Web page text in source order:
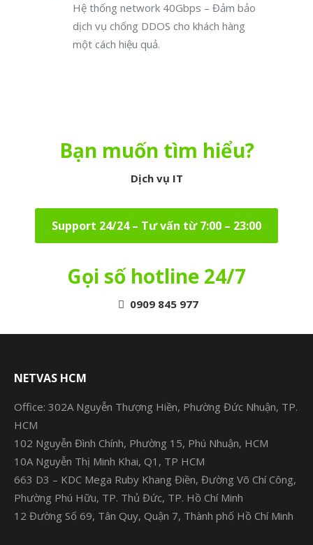
Hệ thống network 40Gbps – Đảm bảo
dịch vụ chống DDOS cho khách hàng
một cách hiệu quả.
Bạn muốn tìm hiểu?
Dịch vụ IT
Support 24/24 – Tư vấn từ 7:00 – 23:00
Gọi số hotline 24/7
0909 845 977
NETVAS HCM
Office: 302A Nguyễn Thượng Hiền, Phường Đức Nhuận, TP.
HCM
102 Nguyễn Đình Chính, Phường 15, Phú Nhuận, HCM
10A Nguyễn Thị Minh Khai, Q1, TP HCM
663 D3 – KDC Mega Ruby Khang Điền, Đường Võ Chí Công,
Phường Phú Hữu, TP. Thủ Đức, TP. Hồ Chí Minh
12 Đường Số 69, Tân Quy, Quận 7, Thành phố Hồ Chí Minh